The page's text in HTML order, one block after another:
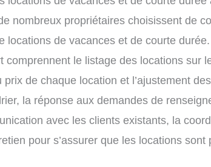
nombreux propriétaires choisissent de
locations de vacances et de courte
comprennent le listage des locations sur
de chaque location et l’ajustement
la réponse aux demandes de
avec les clients existants, la
pour s’assurer que les locations